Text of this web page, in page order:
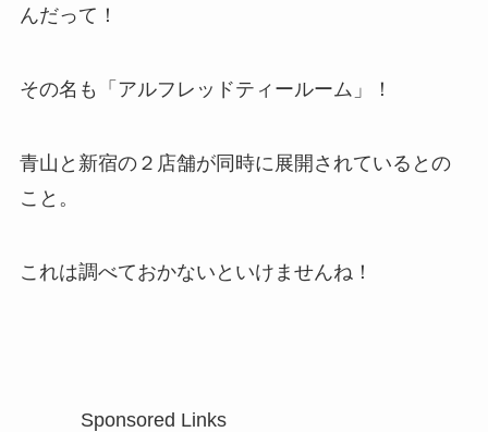
んだって！
その名も「アルフレッドティールーム」！
青山と新宿の２店舗が同時に展開されているとの
こと。
これは調べておかないといけませんね！
Sponsored Links